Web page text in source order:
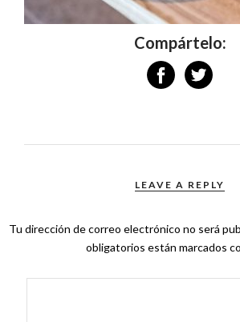
Compártelo:
LEAVE A REPLY
Tu dirección de correo electrónico no será
obligatorios están marcados